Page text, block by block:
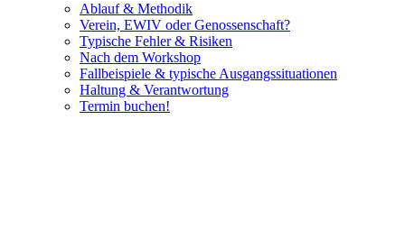
Ablauf & Methodik
Verein, EWIV oder Genossenschaft?
Typische Fehler & Risiken
Nach dem Workshop
Fallbeispiele & typische Ausgangssituationen
Haltung & Verantwortung
Termin buchen!